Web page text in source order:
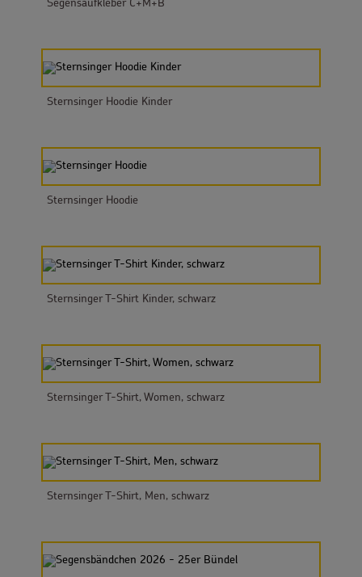
Fachpublikationen
Spenden und Stiften
Kunsthandwerk und Geschenke
Segensaufkleber C+M+B
Sternsinger Hoodie Kinder
Sternsinger Hoodie
Sternsinger T-Shirt Kinder, schwarz
Sternsinger T-Shirt, Women, schwarz
Sternsinger T-Shirt, Men, schwarz